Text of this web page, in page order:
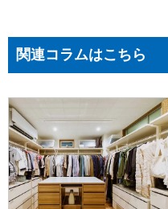
関連コラムはこちら